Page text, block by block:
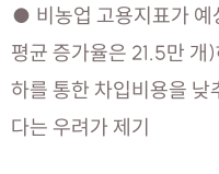
● 비농업 고용지표가 예
평균 증가율은 21.5만 개
하를 통한 차입비용을 낮
다는 우려가 제기